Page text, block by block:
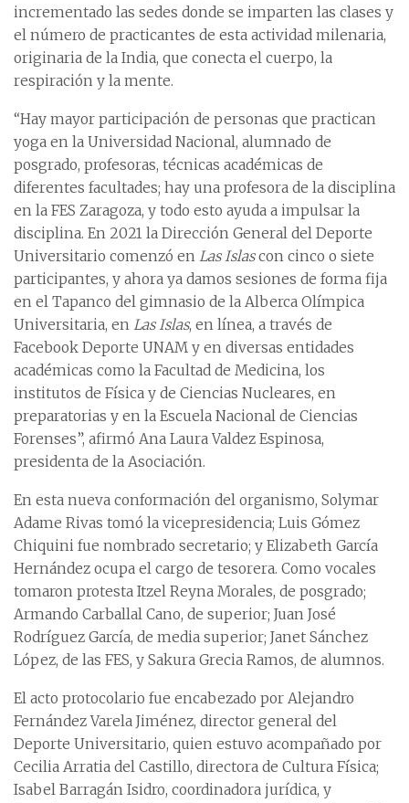
incrementado las sedes donde se imparten las clases y
el número de practicantes de esta actividad milenaria,
originaria de la India, que conecta el cuerpo, la
respiración y la mente.
“Hay mayor participación de personas que practican
yoga en la Universidad Nacional, alumnado de
posgrado, profesoras, técnicas académicas de
diferentes facultades; hay una profesora de la disciplina
en la FES Zaragoza, y todo esto ayuda a impulsar la
disciplina. En 2021 la Dirección General del Deporte
Universitario comenzó en Las Islascon cinco o siete
participantes, y ahora ya damos sesiones de forma fija
en el Tapanco del gimnasio de la Alberca Olímpica
Universitaria, en Las Islas, en línea, a través de
Facebook Deporte UNAM y en diversas entidades
académicas como la Facultad de Medicina, los
institutos de Física y de Ciencias Nucleares, en
preparatorias y en la Escuela Nacional de Ciencias
Forenses”, afirmó Ana Laura Valdez Espinosa,
presidenta de la Asociación.
En esta nueva conformación del organismo, Solymar
Adame Rivas tomó la vicepresidencia; Luis Gómez
Chiquini fue nombrado secretario; y Elizabeth García
Hernández ocupa el cargo de tesorera. Como vocales
tomaron protesta Itzel Reyna Morales, de posgrado;
Armando Carballal Cano, de superior; Juan José
Rodríguez García, de media superior; Janet Sánchez
López, de las FES, y Sakura Grecia Ramos, de alumnos.
El acto protocolario fue encabezado por Alejandro
Fernández Varela Jiménez, director general del
Deporte Universitario, quien estuvo acompañado por
Cecilia Arratia del Castillo, directora de Cultura Física;
Isabel Barragán Isidro, coordinadora jurídica, y